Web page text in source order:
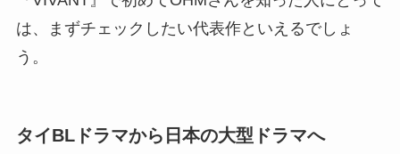
は、まずチェックしたい代表作といえるでしょ
う。
タイBLドラマから日本の大型ドラマへ